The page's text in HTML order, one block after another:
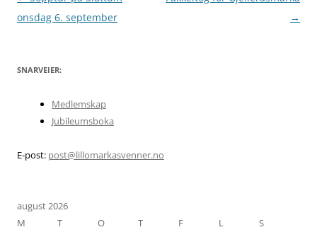
onsdag 6. september
→
SNARVEIER:
Medlemskap
Jubileumsboka
E-post: post@lillomarkasvenner.no
august 2026
M
T O T F L
S